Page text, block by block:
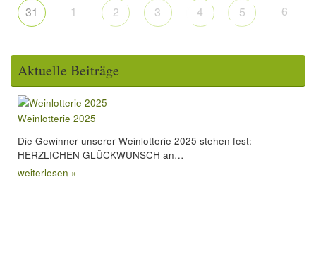
31 1 2 3 4 5 6
Aktuelle Beiträge
Weinlotterie 2025
Die Gewinner unserer Weinlotterie 2025 stehen fest:
HERZLICHEN GLÜCKWUNSCH an…
weiterlesen »